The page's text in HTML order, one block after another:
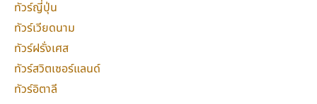
ทัวร์ญี่ปุ่น
ทัวร์เวียดนาม
ทัวร์ฝรั่งเศส
ทัวร์สวิตเซอร์แลนด์
ทัวร์อิตาลี